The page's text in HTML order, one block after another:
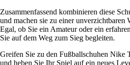
Zusammenfassend kombinieren diese
und machen sie zu einer unverzichtbaren
Egal, ob Sie ein Amateur oder ein
Sie auf dem Weg zum Sieg begleiten.
Greifen Sie zu den Fußballschuhen Nike
und heben Sie Ihr Spiel auf ein neues